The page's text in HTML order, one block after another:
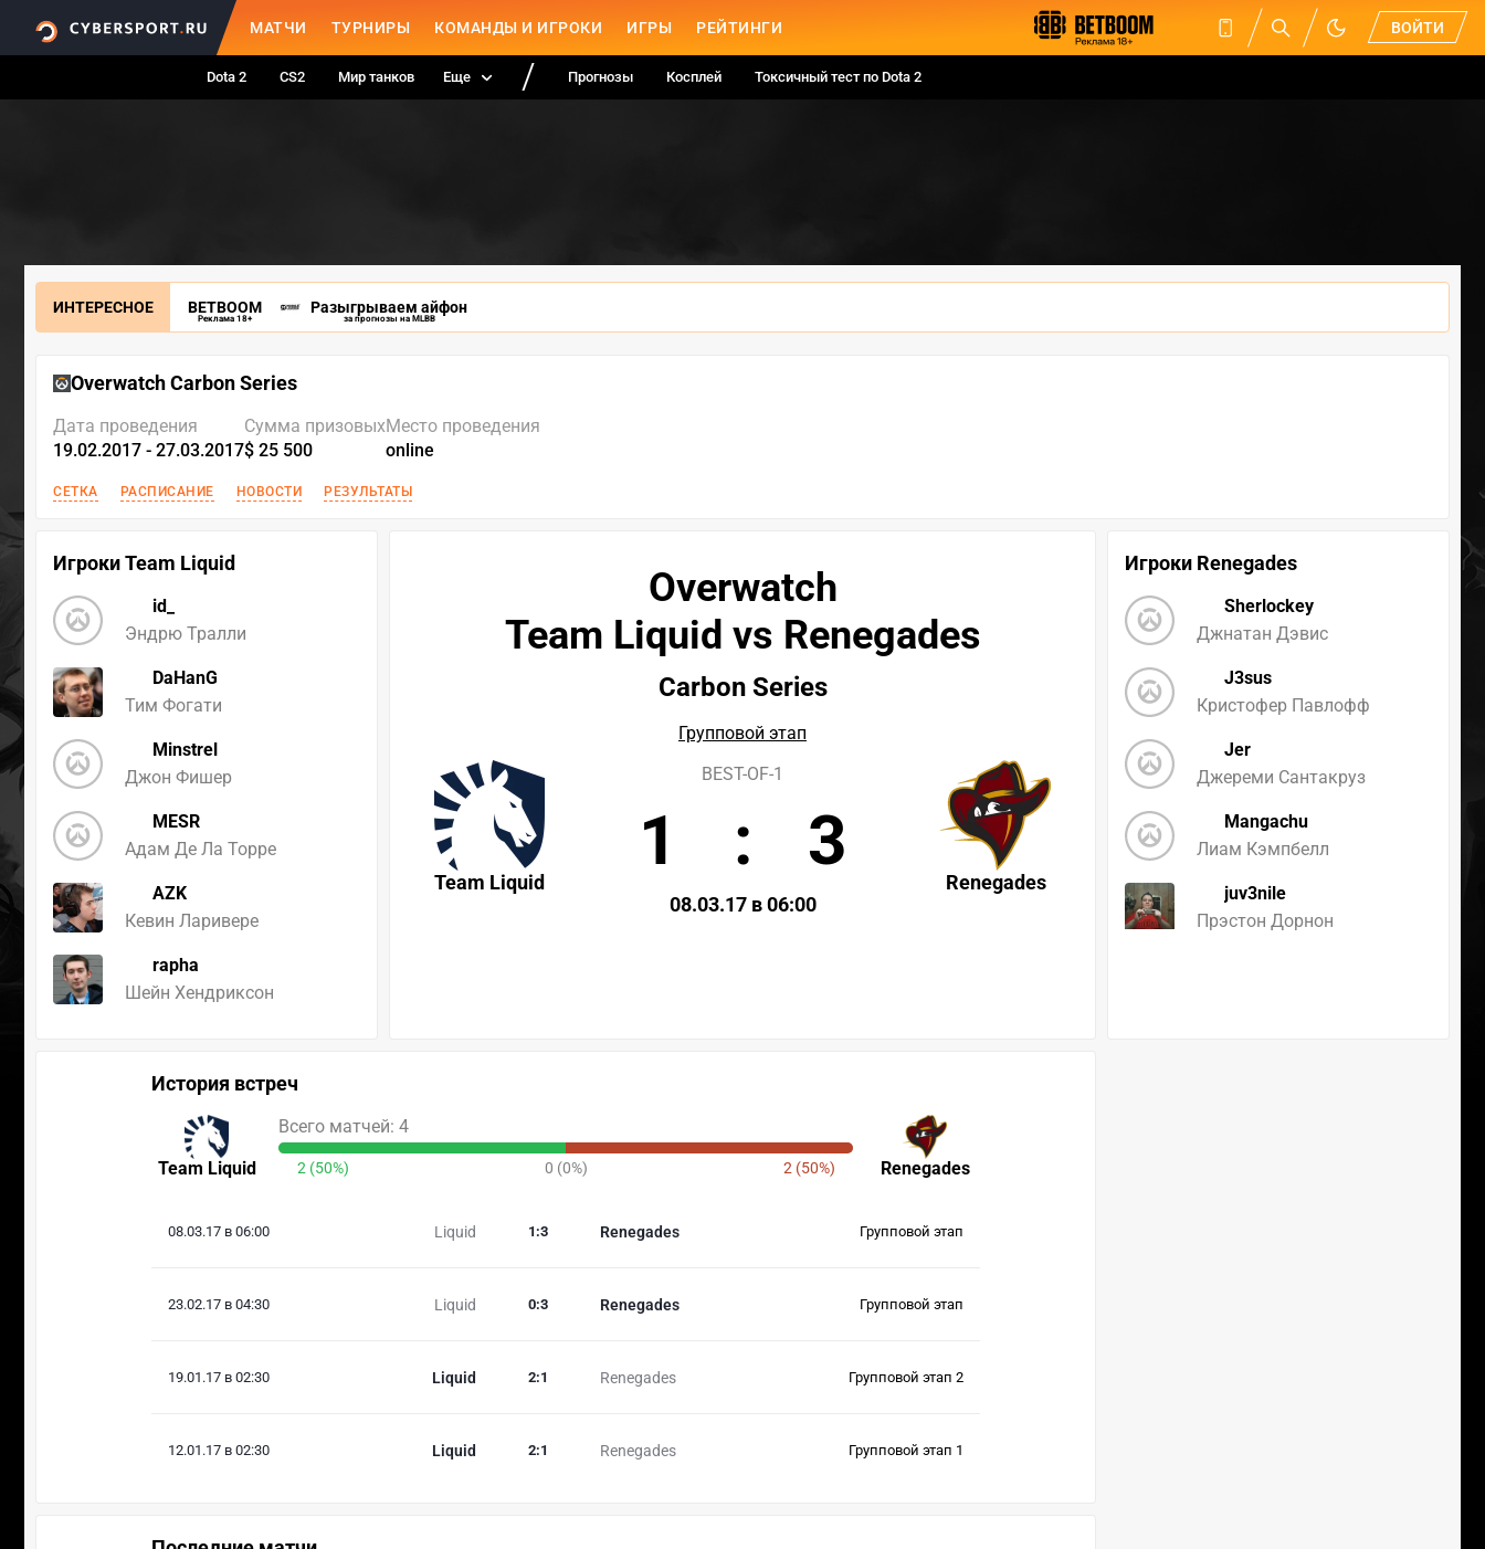
МАТЧИ ТУРНИРЫ КОМАНДЫ И ИГРОКИ ИГРЫ РЕЙТИНГИ ВОЙТИ
Dota 2 CS2 Мир танков Еще Прогнозы Косплей Токсичный тест по Dota 2
ИНТЕРЕСНОЕ BETBOOM
Реклама 18+
Разыгрываем айфон
за прогнозы на MLBB
Overwatch Carbon Series
Дата проведения
19.02.2017 - 27.03.2017
Сумма призовых
$ 25 500
Место проведения
online
СЕТКА РАСПИСАНИЕ НОВОСТИ РЕЗУЛЬТАТЫ
Игроки Team Liquid
id_
Эндрю Тралли
DaHanG
Тим Фогати
Minstrel
Джон Фишер
MESR
Адам Де Ла Торре
AZK
Кевин Ларивере
rapha
Шейн Хендриксон
Игроки Renegades
Sherlockey
Джнатан Дэвис
J3sus
Кристофер Павлофф
Jer
Джереми Сантакруз
Mangachu
Лиам Кэмпбелл
juv3nile
Прэстон Дорнон
Overwatch
Team Liquid vs Renegades
Carbon Series
Групповой этап
Team Liquid Renegades
BEST-OF-1
1 : 3
08.03.17 в 06:00
История встреч
Team Liquid Renegades
Всего матчей: 4
2 (50%) 0 (0%) 2 (50%)
08.03.17 в 06:00 Liquid Renegades
1 :3 Групповой этап
23.02.17 в 04:30 Liquid Renegades
0:3 Групповой этап
19.01.17 в 02:30 Liquid Renegades
2:1 Групповой этап 2
12.01.17 в 02:30 Liquid Renegades
2:1 Групповой этап 1